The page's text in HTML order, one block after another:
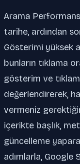
Arama
tarihe, ardından
Gösterimi yüksek
bunların tıklama
gösterim ve
değerlendirerek,
vermeniz
içerikte başlık,
güncelleme
adımlarla, Google